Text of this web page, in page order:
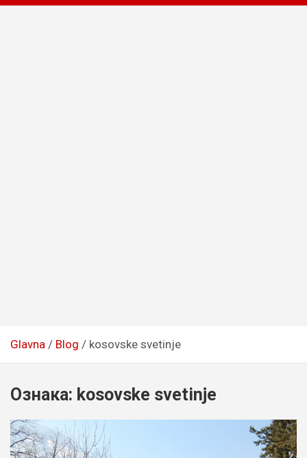
Glavna Blog kosovske svetinje
Ознака: kosovske svetinje